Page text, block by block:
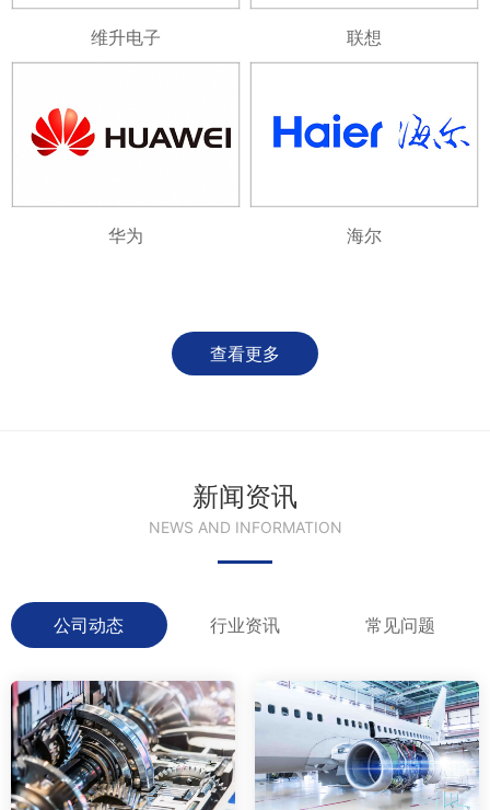
维升电子 联想
华为 海尔
查看更多
新闻资讯
NEWS AND INFORMATION
公司动态 行业资讯 常见问题